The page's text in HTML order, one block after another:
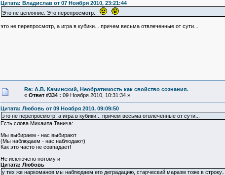
Цитата: Владислав от 07 Ноября 2010, 23:21:44
Это не цепляние. Это перепросмотр.
это не перепросмотр, а игра в кубики... причем весьма отвлеченные от сути...
Re: А.В. Каминский, Необратимость как свойство сознания.
« Ответ #334 : 09 Ноября 2010, 10:31:34 »
Цитата: Любовь от 09 Ноября 2010, 09:09:50
это не перепросмотр, а игра в кубики... причем весьма отвлеченные от сути...
Есть слова Михаила Танича:
Мы выбираем - нас выбирают
(Мы наблюдаем - нас наблюдают)
Как это часто не совпадает!
Не исключено потому и
Цитата: Любовь
у тех же наркоманов мы наблюдаем его деградацию, старческий маразм тоже в строку....